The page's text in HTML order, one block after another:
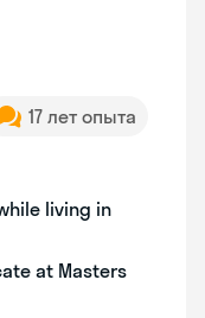
17 лет опыта
living in
at Masters